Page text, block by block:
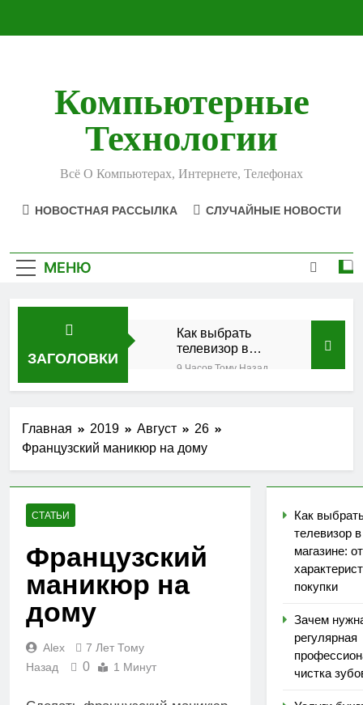
Компьютерные
Технологии
Всё О Компьютерах, Интернете, Телефонах
НОВОСТНАЯ РАССЫЛКА СЛУЧАЙНЫЕ НОВОСТИ
МЕНЮ
ЗАГОЛОВКИ
Как выбрать
телевизор в
интернет-
характеристик до
9 Часов Тому Назад
чистка зубов?
1 Неделя Тому Назад
в налоговом
консультировании:
как снизить риски
поведенческих
факторов:
быстрый рост
трафика или
1 Месяц Тому
Обеспечение
безопасности
сельскохозяйственных
Главная 2019 Август
26
Французский маникюр на дому
СТАТЬИ
Французский
маникюр на
дому
Alex
7 Лет Тому
Назад
0 1 Минут
Как
телевизор
магазине: от
покупки
Зачем
регулярная
чистка